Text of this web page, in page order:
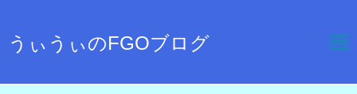
うぃうぃのFGOブログ